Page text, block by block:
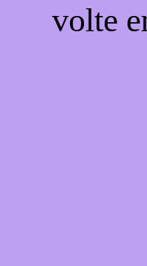
volte